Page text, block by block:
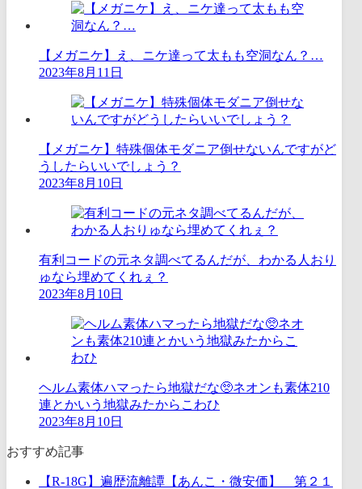
【メガニケ】え、ニケ達って太もも空洞なん？…
2023年8月11日
【メガニケ】特殊個体モダニア倒せないんですがど
うしたらいいでしょう？
2023年8月10日
有利コードの元ネタ調べてるんだが、わかる人おり
ゅなら埋めてくれぇ？
2023年8月10日
ヘルム素体ハマったら地獄だな🥺ネオンも素体210
連とかいう地獄みたからこわひ
2023年8月10日
おすすめ記事
【R-18G】遍歴流離譚【あんこ・微安価】 第２１